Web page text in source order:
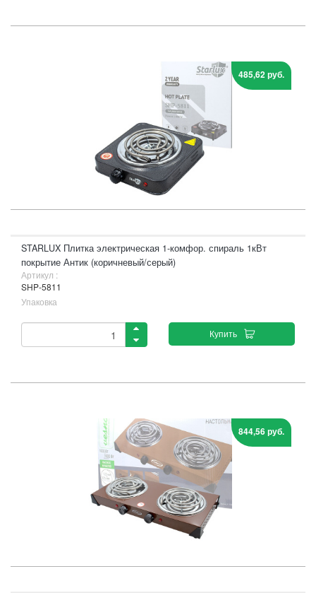
485,62 руб.
STARLUX Плитка электрическая 1-комфор. спираль 1кВт
покрытие Антик (коричневый/серый)
Артикул :
SHP-5811
Упаковка
Купить
844,56 руб.